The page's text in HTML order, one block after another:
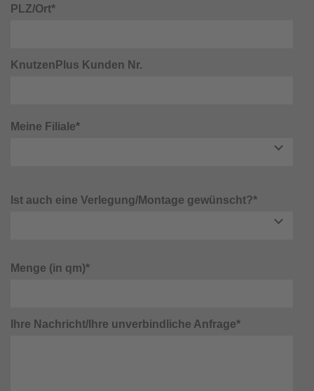
PLZ/Ort*
KnutzenPlus Kunden Nr.
Meine Filiale*
Ist auch eine Verlegung/Montage gewünscht?*
Menge (in qm)*
Ihre Nachricht/Ihre unverbindliche Anfrage*